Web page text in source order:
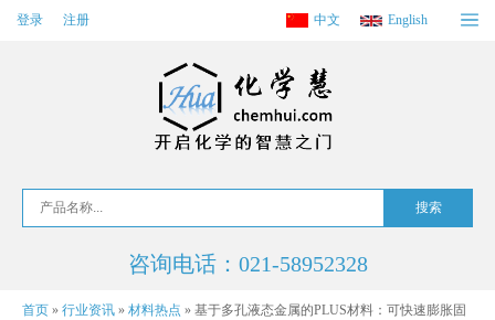
登录 注册 中文 English
咨询电话：021-58952328
首页 » 行业资讯 » 材料热点 » 基于多孔液态金属的PLUS材料：可快速膨胀固